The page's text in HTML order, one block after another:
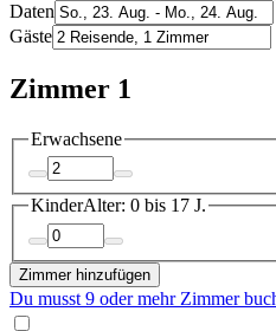
Daten
Gäste
Zimmer 1
Erwachsene
KinderAlter: 0 bis 17 J.
Zimmer hinzufügen
Du musst 9 oder mehr Zimmer